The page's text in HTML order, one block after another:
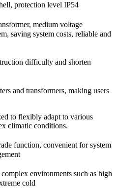
protection level IP54
medium voltage
saving system costs, reliable and
difficulty and shorten
and transformers, making users
to flexibly adapt to various
climatic conditions.
function, convenient for system
environments such as high
cold